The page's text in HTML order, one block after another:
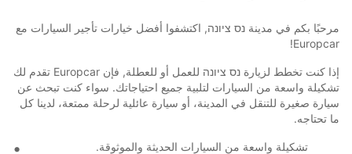
مرحبًا بكم في مدينة נס ציונה, اكتشفوا أفضل خيارات تأجير السيارات مع
Europcar!
إذا كنت تخطط لزيارة נס ציונה للعمل أو للعطلة, فإن Europcar تقدم لك
تشكيلة واسعة من السيارات لتلبية جميع احتياجاتك. سواء كنت تبحث عن
سيارة صغيرة للتنقل في المدينة، أو سيارة عائلية لرحلة ممتعة، لدينا كل
ما تحتاجه.
تشكيلة واسعة من السيارات الحديثة والموثوقة.